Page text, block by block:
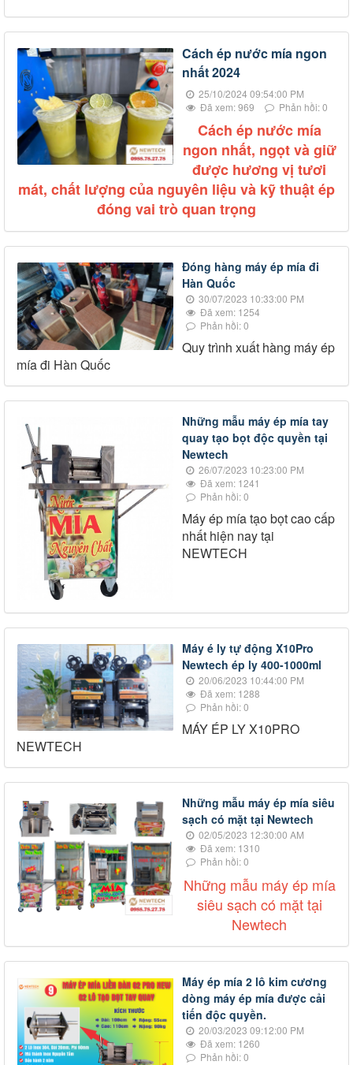
Cách ép nước mía ngon
nhất 2024
25/10/2024 09:54:00 PM
Đã xem: 969
Phản hồi: 0
Cách ép nước mía
ngon nhất, ngọt và giữ
được hương vị tươi
mát, chất lượng của nguyên liệu và kỹ thuật ép
đóng vai trò quan trọng
Đóng hàng máy ép mía đi
Hàn Quốc
30/07/2023 10:33:00 PM
Đã xem: 1254
Phản hồi: 0
Quy trình xuất hàng máy ép
mía đi Hàn Quốc
Những mẫu máy ép mía tay
quay tạo bọt độc quyền tại
Newtech
26/07/2023 10:23:00 PM
Đã xem: 1241
Phản hồi: 0
Máy ép mía tạo bọt cao cấp
nhất hiện nay tại
NEWTECH
Máy é ly tự động X10Pro
Newtech ép ly 400-1000ml
20/06/2023 10:44:00 PM
Đã xem: 1288
Phản hồi: 0
MÁY ÉP LY X10PRO
NEWTECH
Những mẫu máy ép mía siêu
sạch có mặt tại Newtech
02/05/2023 12:30:00 AM
Đã xem: 1310
Phản hồi: 0
Những mẫu máy ép mía
siêu sạch có mặt tại
Newtech
Máy ép mía 2 lô kim cương
dòng máy ép mía được cải
tiến độc quyền.
20/03/2023 09:12:00 PM
Đã xem: 1260
Phản hồi: 0